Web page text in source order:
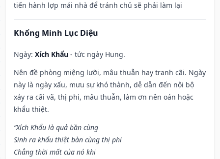
tiến hành lợp mái nhà để tránh chủ sẽ phải làm lại
Khổng Minh Lục Diệu
Ngày: Xích Khẩu - tức ngày Hung.
Nên đề phòng miệng lưỡi, mâu thuẫn hay tranh cãi. Ngày
này là ngày xấu, mưu sự khó thành, dễ dẫn đến nội bộ
xảy ra cãi vã, thị phi, mâu thuẫn, làm ơn nên oán hoặc
khẩu thiệt.
“Xích Khẩu là quả bần cùng
Sinh ra khẩu thiệt bàn cùng thị phi
Chẳng thời mất của nó khi